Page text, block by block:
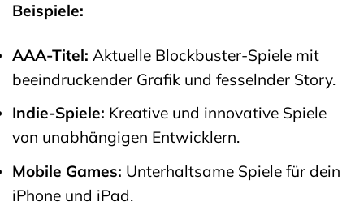
Beispiele:
AAA-Titel: Aktuelle Blockbuster-Spiele mit
beeindruckender Grafik und fesselnder Story.
Indie-Spiele: Kreative und innovative Spiele
von unabhängigen Entwicklern.
Mobile Games: Unterhaltsame Spiele für dein
iPhone und iPad.